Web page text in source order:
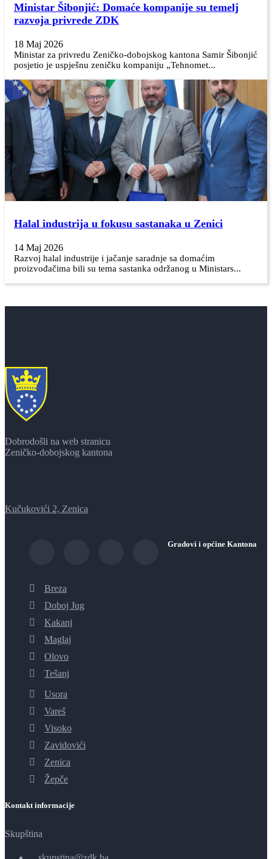
Ministar Šibonjić: Domaće kompanije su temelj
razvoja privrede ZDK
18 Maj 2026
Ministar za privredu Zeničko-dobojskog kantona Samir Šibonjić
posjetio je uspješnu zeničku kompaniju „Tehnomet...
Halal industrija u fokusu sastanaka u Zenici
14 Maj 2026
Razvoj halal industrije i jačanje saradnje sa domaćim
proizvođačima bili su tema sastanka održanog u Ministars...
Dobrodošli na web stranicu
Zeničko-dobojskog kantona
Kučukovići 2, Zenica
Gradovi i općine Kantona
Breza
Doboj Jug
Kakanj
Maglaj
Olovo
Tešanj
Usora
Vareš
Visoko
Zavidovići
Zenica
Žepče
Kontakt informacije
Skupština